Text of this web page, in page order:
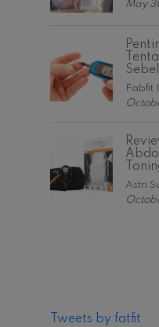
May
Fabfit
Astri
Tweets by fatfit